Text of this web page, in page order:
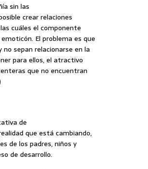
sin las
crear relaciones
cuáles el componente
El problema es que
sepan relacionarse en la
para ellos, el atractivo
que no encuentran
de
que está cambiando,
de los padres, niños y
de desarrollo.